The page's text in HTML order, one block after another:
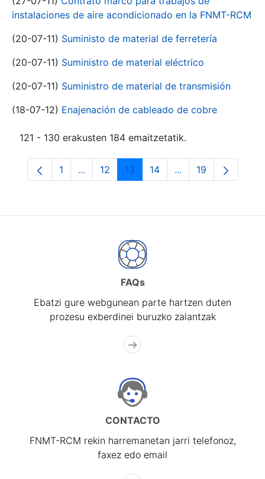
instalaciones de aire acondicionado en la FNMT-RCM
(20-07-11) Suministo de material de ferretería
(20-07-11) Suministro de material eléctrico
(20-07-11) Suministro de material de transmisión
(18-07-12) Enajenación de cableado de cobre
121 - 130 erakusten 184 emaitzetatik.
Orrialdea
1 ...Intermediate Pages Use TAB to navigate.
Orrialdea
12 Orrialdea
13 Orrialdea
14 ...Intermediate
Orrialdea
19
FAQs
Ebatzi gure webgunean parte hartzen duten
prozesu exberdinei buruzko zalantzak
CONTACTO
FNMT-RCM rekin harremanetan jarri telefonoz,
faxez edo email